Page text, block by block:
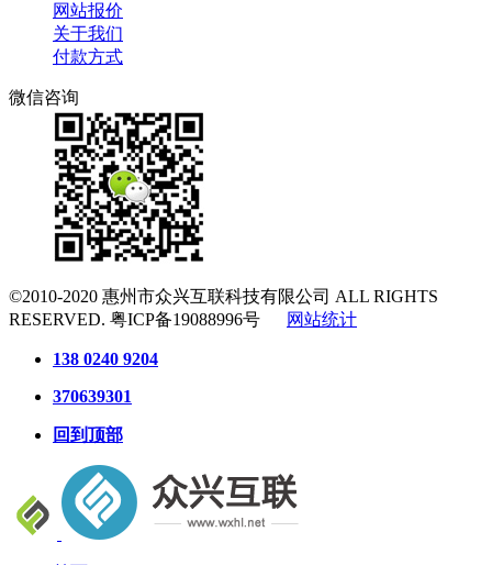
网站报价
关于我们
付款方式
微信咨询
©2010-2020 惠州市众兴互联科技有限公司 ALL RIGHTS
RESERVED. 粤ICP备19088996号 网站统计
138 0240 9204
370639301
回到顶部